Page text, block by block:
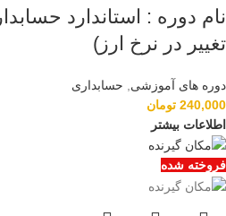
تغییر در نرخ ارز)
دوره های آموزشی
حسابداری
240,000 تومان
اطلاعات بیشتر
فروخته شده